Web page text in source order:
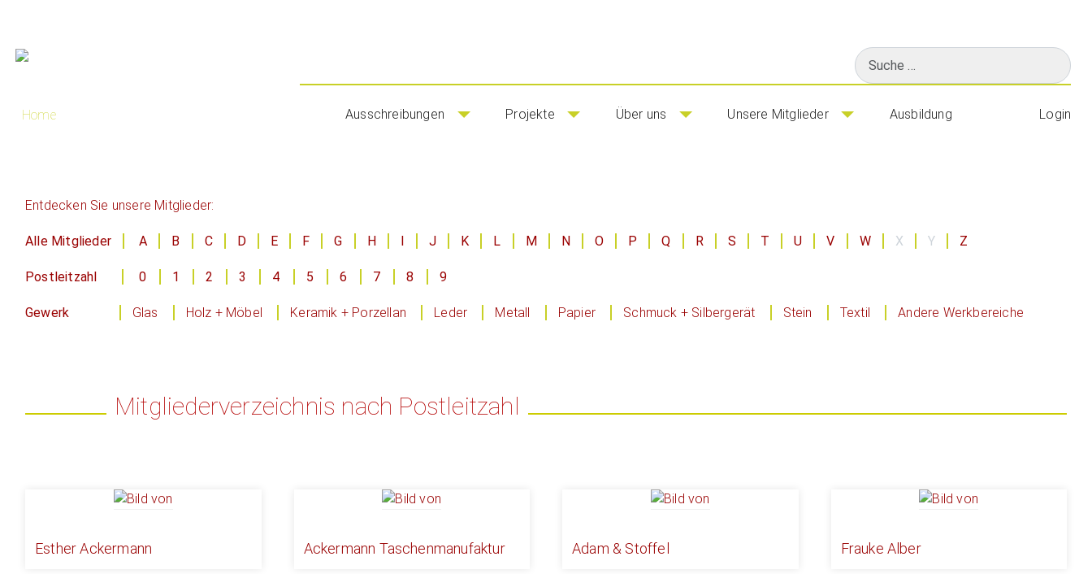
Suchen
Home Ausschreibungen Projekte Über uns Unsere Mitglieder Ausbildung Login
Entdecken Sie unsere Mitglieder:
Alle Mitglieder A B C D E F G H I J K L M N O P Q R S T U V W X Y Z
Postleitzahl 0 1 2 3 4 5 6 7 8 9
Gewerk Glas Holz + Möbel Keramik + Porzellan Leder Metall Papier Schmuck + Silbergerät Stein Textil Andere Werkbereiche
Mitgliederverzeichnis nach Postleitzahl
Esther Ackermann Ackermann Taschenmanufaktur Adam & Stoffel Frauke Alber